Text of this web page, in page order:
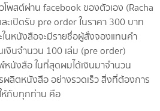
โพสต์ผ่าน facebook ของตัวเอง (Racha
เปิดรับ pre order ในราคา 300 บาท
ในหนังสือจะมีรายชื่อผู้สั่งจองแทนคำ
นจำนวน 100 เล่ม (pre order)
นังสือ ในที่สุดผมได้เงินมาจำนวน
ลิตหนังสือ อย่างรวดเร็ว สิ่งที่ต้องการ
ห้กับทุกท่าน คือ